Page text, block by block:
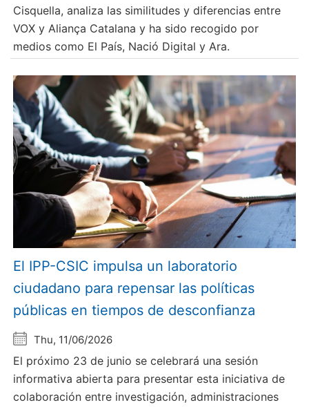
Cisquella, analiza las similitudes y diferencias entre
VOX y Aliança Catalana y ha sido recogido por
medios como El País, Nació Digital y Ara.
El IPP-CSIC impulsa un laboratorio
ciudadano para repensar las políticas
públicas en tiempos de desconfianza
Thu, 11/06/2026
El próximo 23 de junio se celebrará una sesión
informativa abierta para presentar esta iniciativa de
colaboración entre investigación, administraciones